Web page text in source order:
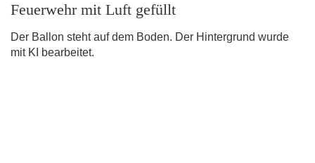
Feuerwehr mit Luft gefüllt
Der Ballon steht auf dem Boden. Der Hintergrund wurde
mit KI bearbeitet.